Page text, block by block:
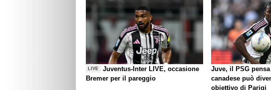
LIVE
Juventus-Inter LIVE, occasione
Bremer per il pareggio
Juve, il PSG
canadese può
obiettivo di Parigi